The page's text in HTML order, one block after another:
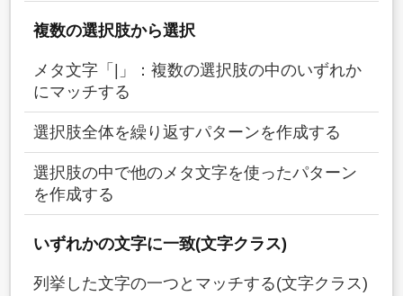
複数の選択肢から選択
メタ文字「|」：複数の選択肢の中のいずれか
にマッチする
選択肢全体を繰り返すパターンを作成する
選択肢の中で他のメタ文字を使ったパターン
を作成する
いずれかの文字に一致(文字クラス)
列挙した文字の一つとマッチする(文字クラス)